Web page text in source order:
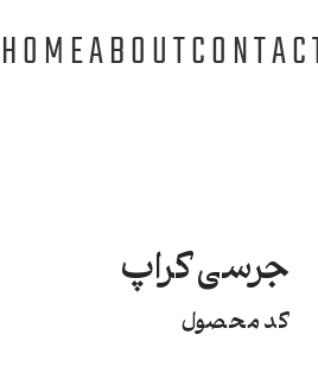
ABOUT
HOME
جرسی کراپ
کد محصول